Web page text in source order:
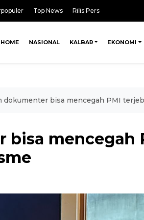
Top News Rilis Pers
HOME NASIONAL KALBAR EKONOMI
dokumenter bisa mencegah PMI
bisa mencegah